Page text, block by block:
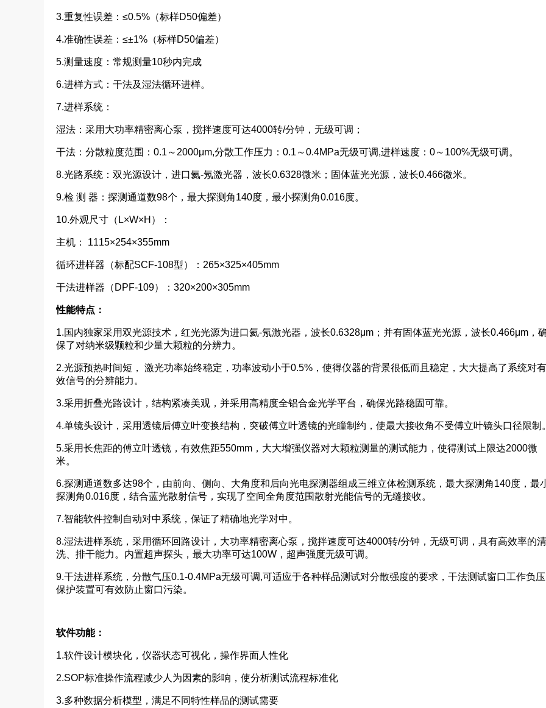
3.重复性误差：≤0.5%（标样D50偏差）
4.准确性误差：≤±1%（标样D50偏差）
5.测量速度：常规测量10秒内完成
6.进样方式：干法及湿法循环进样。
7.进样系统：
湿法：采用大功率精密离心泵，搅拌速度可达4000转/分钟，无级可调；
干法：分散粒度范围：0.1～2000μm,分散工作压力：0.1～0.4MPa无级可调,进样速度：0～100%无级可调。
8.光路系统：双光源设计，进口氦-氖激光器，波长0.6328微米；固体蓝光光源，波长0.466微米。
9.检 测 器：探测通道数98个，最大探测角140度，最小探测角0.016度。
10.外观尺寸（L×W×H）：
主机： 1115×254×355mm
循环进样器（标配SCF-108型）：265×325×405mm
干法进样器（DPF-109）：320×200×305mm
性能特点：
1.国内独家采用双光源技术，红光光源为进口氦-氖激光器，波长0.6328μm；并有固体蓝光光源，波长0.466μm，
保了对纳米级颗粒和少量大颗粒的分辨力。
2.光源预热时间短， 激光功率始终稳定，功率波动小于0.5%，使得仪器的背景很低而且稳定，大大提高了系统对有
效信号的分辨能力。
3.采用折叠光路设计，结构紧凑美观，并采用高精度全铝合金光学平台，确保光路稳固可靠。
4.单镜头设计，采用透镜后傅立叶变换结构，突破傅立叶透镜的光瞳制约，使最大接收角不受傅立叶镜头口径限制
5.采用长焦距的傅立叶透镜，有效焦距550mm，大大增强仪器对大颗粒测量的测试能力，使得测试上限达2000微
米。
6.探测通道数多达98个，由前向、侧向、大角度和后向光电探测器组成三维立体检测系统，最大探测角140度，最
探测角0.016度，结合蓝光散射信号，实现了空间全角度范围散射光能信号的无缝接收。
7.智能软件控制自动对中系统，保证了精确地光学对中。
8.湿法进样系统，采用循环回路设计，大功率精密离心泵，搅拌速度可达4000转/分钟，无级可调，具有高效率的清
洗、排干能力。内置超声探头，最大功率可达100W，超声强度无级可调。
9.干法进样系统，分散气压0.1-0.4MPa无级可调,可适应于各种样品测试对分散强度的要求，干法测试窗口工作负压
保护装置可有效防止窗口污染。
软件功能：
1.软件设计模块化，仪器状态可视化，操作界面人性化
2.SOP标准操作流程减少人为因素的影响，使分析测试流程标准化
3.多种数据分析模型，满足不同特性样品的测试需要